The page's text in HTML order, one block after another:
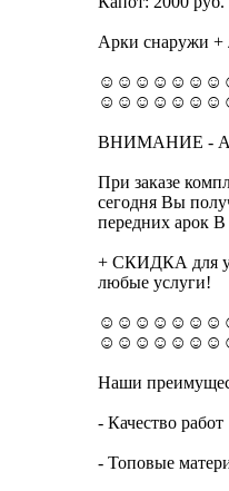
Арки снаружи +
ВНИМАНИЕ -
При заказе
сегодня Вы
передних
+ СКИДКА для
любые услуги!
Наши
- Качество работ
- Топовые